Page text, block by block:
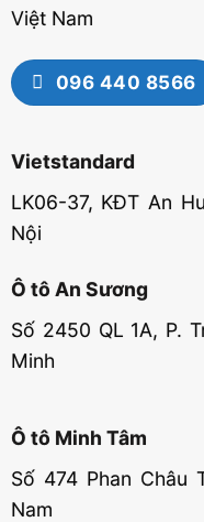
Việt Nam
096 440 8566
Vietstandard
LK06-37, KĐT An
Nội
Ô tô An Sương
Số 2450 QL 1A, P.
Minh
Ô tô Minh Tâm
Số 474 Phan Châu
Nam